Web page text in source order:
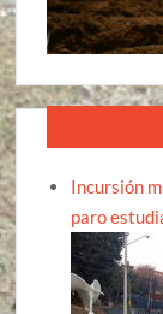
Incursión
paro